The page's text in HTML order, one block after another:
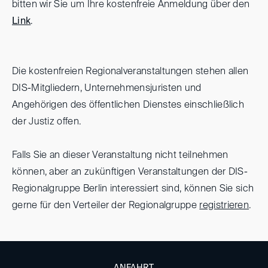
bitten wir Sie um Ihre kostenfreie Anmeldung über den
Link.
Die kostenfreien Regionalveranstaltungen stehen allen
DIS-Mitgliedern, Unternehmensjuristen und
Angehörigen des öffentlichen Dienstes einschließlich
der Justiz offen.
Falls Sie an dieser Veranstaltung nicht teilnehmen
können, aber an zukünftigen Veranstaltungen der DIS-
Regionalgruppe Berlin interessiert sind, können Sie sich
gerne für den Verteiler der Regionalgruppe registrieren.